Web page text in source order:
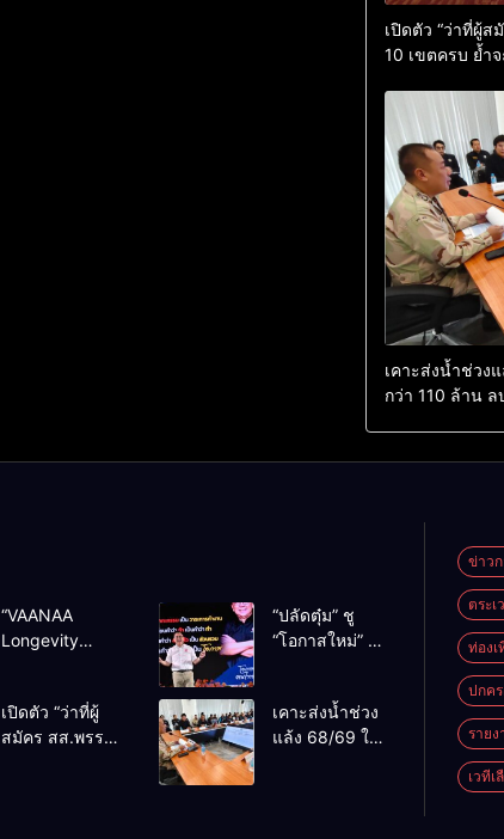
เปิดตัว “ว่าที่ผู้ส
10 เขตครบ ย้ำ
เคาะส่งน้ำช่วง
กว่า 110 ล้าน ล
“VAANAA
Longevity
เอนต์ใหญ่สุดใน
อาเซียน
“ปลัดตุ๋ม” ชู
“โอกาสใหม่” นำ
ไม่ใช่เล่น
การเมือง
เปิดตัว “ว่าที่ผู้
สมัคร สส.พรรค
เคาะส่งน้ำช่วง
แล้ง 68/69 ใช้
ข่าว
ตระเ
ท่องเ
ปกค
ราย
เวทีเ